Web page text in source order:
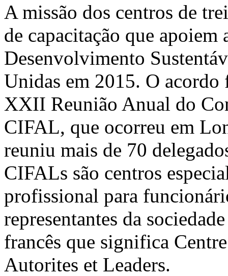
A missão dos centros de
de capacitação que
Desenvolvimento
Unidas em 2015. O acordo
XXII Reunião Anual do
CIFAL, que ocorreu em
reuniu mais de 70
CIFALs são centros
profissional para
representantes da
francês que significa
Autorites et Leaders.